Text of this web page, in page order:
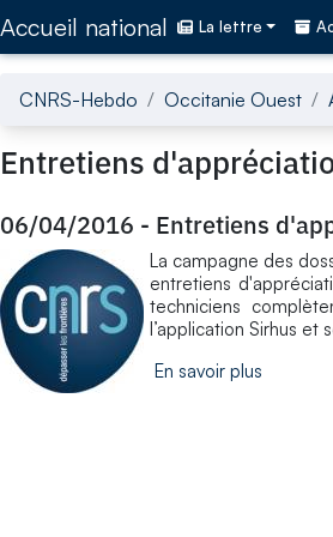
Accueil national La lettre
CNRS-Hebdo Occitanie Ouest
Entretiens
06/04/2016 - Entretiens
La campagne des
entretiens
techniciens
l’application Sirhus et
En savoir plus